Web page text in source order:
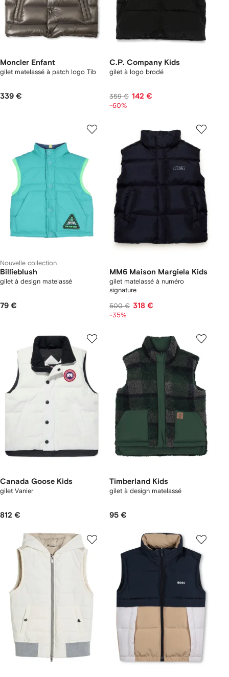
Moncler Enfant
gilet matelassé à patch logo Tib
339 €
C.P. Company Kids
gilet à logo brodé
359 € 142 €
-60%
Nouvelle collection
Billieblush
gilet à design matelassé
79 €
MM6 Maison Margiela Kids
gilet matelassé à numéro
signature
500 € 318 €
-35%
Canada Goose Kids
gilet Vanier
812 €
Timberland Kids
gilet à design matelassé
95 €